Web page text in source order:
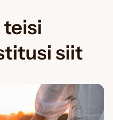
teisi
siit
Page